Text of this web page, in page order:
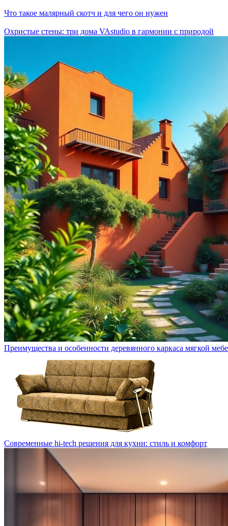
Что такое малярный скотч и для чего он нужен
Охристые стены: три дома VAstudio в гармонии с природой
Преимущества и особенности деревянного каркаса мягкой
Современные hi-tech решения для кухни: стиль и комфорт